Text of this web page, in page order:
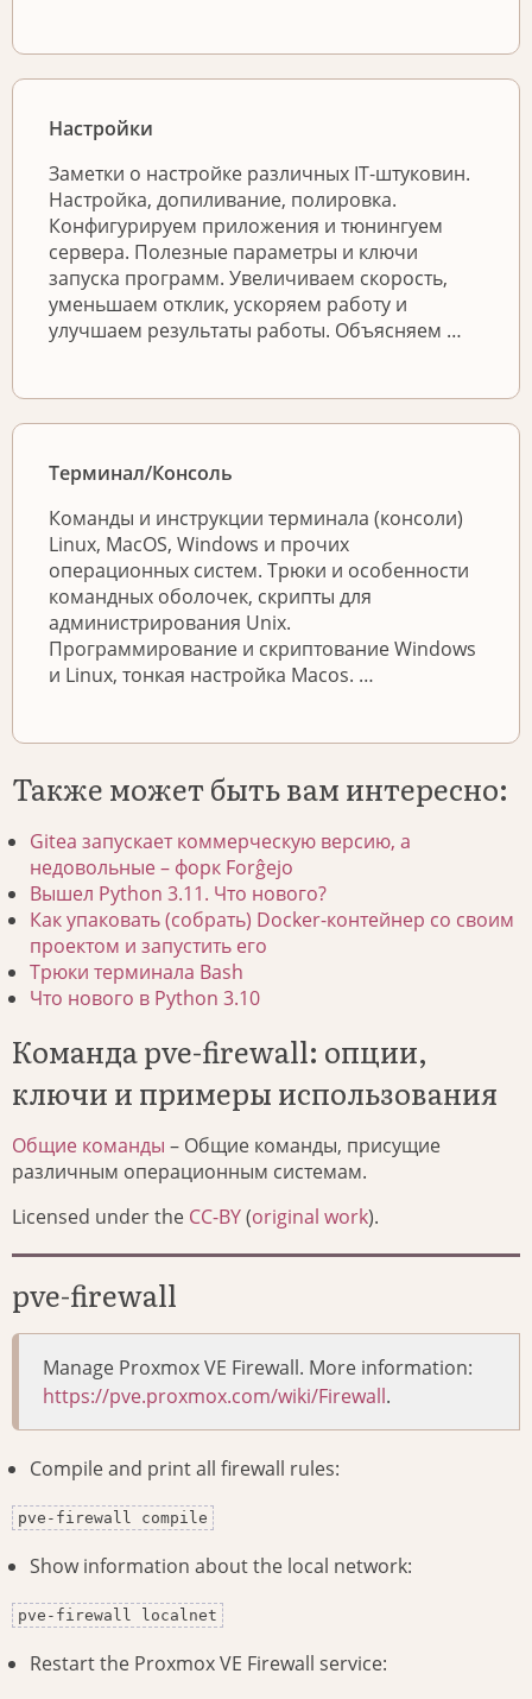
Настройки
Заметки о настройке различных IT-штуковин.
Настройка, допиливание, полировка.
Конфигурируем приложения и тюнингуем
сервера. Полезные параметры и ключи
запуска программ. Увеличиваем скорость,
уменьшаем отклик, ускоряем работу и
улучшаем результаты работы. Объясняем …
Терминал/Консоль
Команды и инструкции терминала (консоли)
Linux, MacOS, Windows и прочих
операционных систем. Трюки и особенности
командных оболочек, скрипты для
администрирования Unix.
Программирование и скриптование Windows
и Linux, тонкая настройка Macos. …
Также может быть вам интересно:
Gitea запускает коммерческую версию, а
недовольные – форк Forĝejo
Вышел Python 3.11. Что нового?
Как упаковать (собрать) Docker-контейнер со своим
проектом и запустить его
Трюки терминала Bash
Что нового в Python 3.10
Команда pve-firewall: опции,
ключи и примеры использования
Общие команды – Общие команды, присущие
различным операционным системам.
Licensed under the CC-BY(original work).
pve-firewall
Manage Proxmox VE Firewall. More information:
https://pve.proxmox.com/wiki/Firewall.
Compile and print all firewall rules:
pve-firewall compile
Show information about the local network:
pve-firewall localnet
Restart the Proxmox VE Firewall service: